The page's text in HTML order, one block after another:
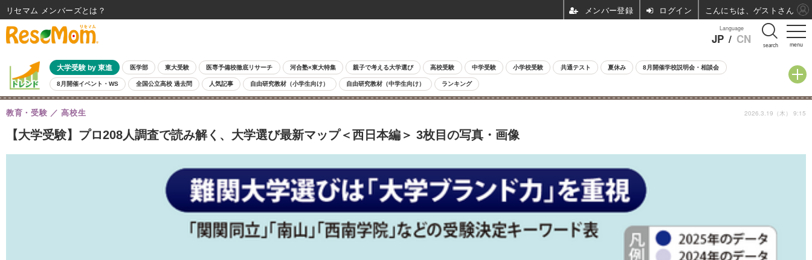
menu
Language
JP / CN search
大学受験 by 東進 医学部 東大受験 医専予備校徹底リサーチ 河合塾×東大特集 親子で考える大学選び 高校受験 中学受験 小学校受験 共通テスト 夏休み 8月開催学校説明会・相談会
8月開催イベント・WS 全国公立高校 過去問 人気記事 自由研究教材（小学生向け） 自由研究教材（中学生向け） ランキング
【大学受験】プロ208人調査で読み解く、大学選び最新マップ＜西日本編＞ 3枚目の写真・画像
教育・受験 高校生 2026.3.19（木） 9:15
リセマム メンバーズ ログイン こんにちは、ゲストさん